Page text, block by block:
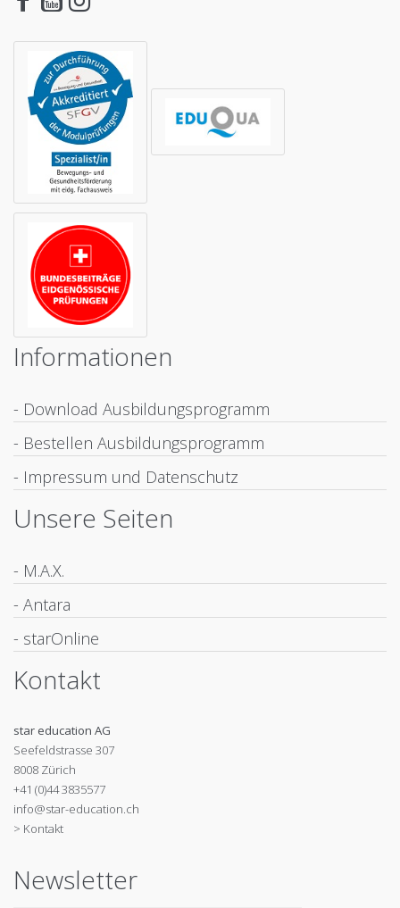
Informationen
- Download Ausbildungsprogramm
- Bestellen Ausbildungsprogramm
- Impressum und Datenschutz
Unsere Seiten
- M.A.X.
- Antara
- starOnline
Kontakt
star education AG
Seefeldstrasse 307
8008 Zürich
+41 (0)44 3835577
info@star-education.ch
> Kontakt
Newsletter